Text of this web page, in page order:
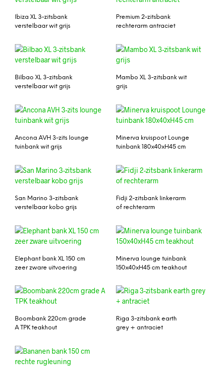
Ibiza XL 3-zitsbank
verstelbaar wit grijs
Premium 2-zitsbank
rechterarm antraciet
Bilbao XL 3-zitsbank
verstelbaar wit grijs
Mambo XL 3-zitsbank wit
grijs
Ancona AVH 3-zits lounge
tuinbank wit grijs
Minerva kruispoot Lounge
tuinbank 180x40xH45 cm
San Marino 3-zitsbank
verstelbaar kobo grijs
Fidji 2-zitsbank linkerarm
of rechterarm
Elephant bank XL 150 cm
zeer zware uitvoering
Minerva lounge tuinbank
150x40xH45 cm teakhout
Boombank 220cm grade
A TPK teakhout
Riga 3-zitsbank earth
grey + antraciet